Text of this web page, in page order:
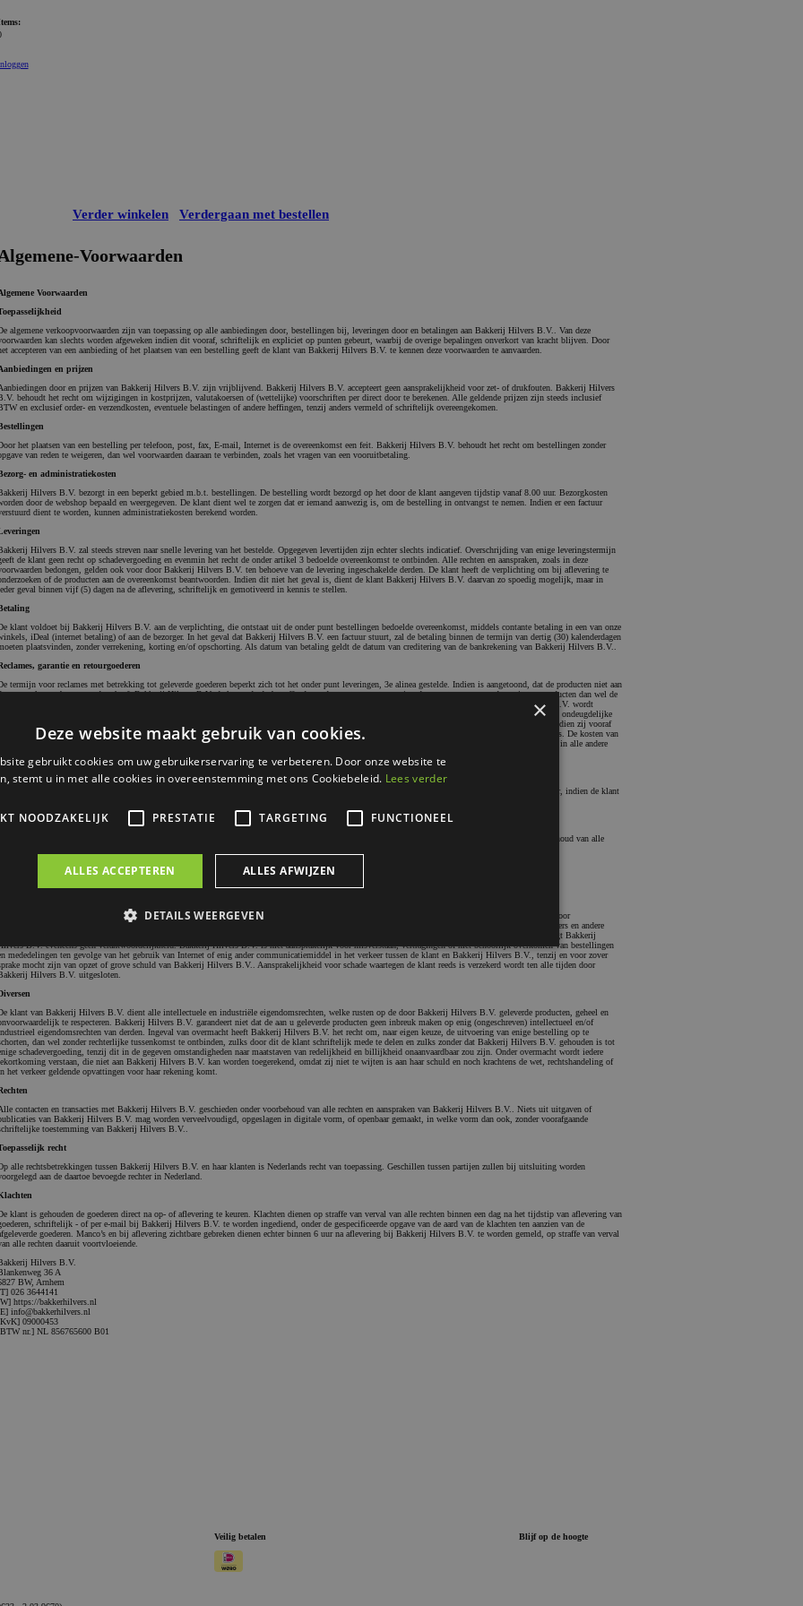
Verder winkelen Verdergaan met bestellen
Voorwaarden
Voorwaarden
algemene verkoopvoorwaarden zijn van toepassing op alle aanbiedingen door, bestellingen bij, leveringen door en betalingen aan Bakkerij Hilvers B.V.. Van deze
kan slechts worden afgeweken indien dit vooraf, schriftelijk en expliciet op punten gebeurt, waarbij de overige bepalingen onverkort van kracht blijven. Door
accepteren van een aanbieding of het plaatsen van een bestelling geeft de klant van Bakkerij Hilvers B.V. te kennen deze voorwaarden te aanvaarden.
en prijzen
door en prijzen van Bakkerij Hilvers B.V. zijn vrijblijvend. Bakkerij Hilvers B.V. accepteert geen aansprakelijkheid voor zet- of drukfouten. Bakkerij Hilvers
behoudt het recht om wijzigingen in kostprijzen, valutakoersen of (wettelijke) voorschriften per direct door te berekenen. Alle geldende prijzen zijn steeds inclusief
en exclusief order- en verzendkosten, eventuele belastingen of andere heffingen, tenzij anders vermeld of schriftelijk overeengekomen.
het plaatsen van een bestelling per telefoon, post, fax, E-mail, Internet is de overeenkomst een feit. Bakkerij Hilvers B.V. behoudt het recht om bestellingen zonder
van reden te weigeren, dan wel voorwaarden daaraan te verbinden, zoals het vragen van een vooruitbetaling.
en administratiekosten
Hilvers B.V. bezorgt in een beperkt gebied m.b.t. bestellingen. De bestelling wordt bezorgd op het door de klant aangeven tijdstip vanaf 8.00 uur. Bezorgkosten
door de webshop bepaald en weergegeven. De klant dient wel te zorgen dat er iemand aanwezig is, om de bestelling in ontvangst te nemen. Indien er een factuur
dient te worden, kunnen administratiekosten berekend worden.
Hilvers B.V. zal steeds streven naar snelle levering van het bestelde. Opgegeven levertijden zijn echter slechts indicatief. Overschrijding van enige leveringstermijn
de klant geen recht op schadevergoeding en evenmin het recht de onder artikel 3 bedoelde overeenkomst te ontbinden. Alle rechten en aanspraken, zoals in deze
bedongen, gelden ook voor door Bakkerij Hilvers B.V. ten behoeve van de levering ingeschakelde derden. De klant heeft de verplichting om bij aflevering te
of de producten aan de overeenkomst beantwoorden. Indien dit niet het geval is, dient de klant Bakkerij Hilvers B.V. daarvan zo spoedig mogelijk, maar in
geval binnen vijf (5) dagen na de aflevering, schriftelijk en gemotiveerd in kennis te stellen.
klant voldoet bij Bakkerij Hilvers B.V. aan de verplichting, die ontstaat uit de onder punt bestellingen bedoelde overeenkomst, middels contante betaling in een van onze
iDeal (internet betaling) of aan de bezorger. In het geval dat Bakkerij Hilvers B.V. een factuur stuurt, zal de betaling binnen de termijn van dertig (30) kalenderdagen
plaatsvinden, zonder verrekening, korting en/of opschorting. Als datum van betaling geldt de datum van creditering van de bankrekening van Bakkerij Hilvers B.V..
garantie en retourgoederen
termijn voor reclames met betrekking tot geleverde goederen beperkt zich tot het onder punt leveringen, 3e alinea gestelde. Indien is aangetoond, dat de producten niet aan
overeenkomst beantwoorden, heeft Bakkerij Hilvers B.V. de keuze de desbetreffende producten tegen retournering daarvan te vervangen door nieuwe producten dan wel de
factuurwaarde daarvan te restitueren. Als garantietermijn voor geleverde producten geldt de termijn, die door de betrokken leverancier van Bakkerij Hilvers B.V. wordt
gegarandeerd, gerekend vanaf de datum van aflevering door Bakkerij Bakkerij Hilvers B.V.. Binnen deze termijn vindt kosteloos vervanging of reparatie van ondeugdelijke
onderdelen plaats, zulks met in acht name van de specifieke voorwaarden van de leverancier. Retourzendingen worden in alle gevallen slechts geaccepteerd indien zij vooraf
bij Bakkerij Hilvers B.V. zijn aangemeld, indien zij zijn voorzien zijn van een uniek retournummer en indien de verpakking van het product onbeschadigd is. De kosten van
retourzendingen komen ingeval van het onder punt reclames, garantie en retourgoederen, 1e en 2e alinea, bedoelde voor rekening van Bakkerij Hilvers B.V., in alle andere
Het risico van het geleverde gaat van Bakkerij Hilvers B.V. over naar de klant, zodra de aflevering heeft plaatsgevonden. De eigendom gaat evenwel pas over, indien de klant
Klantgegevens
Indien de klant aan Bakkerij Hilvers B.V. opgave doet van een adres is Bakkerij Hilvers B.V. gerechtigd alle bestellingen aan dat adres te verzenden met behoud van alle
Bakkerij Hilvers B.V. is niet aansprakelijk voor schade, die niet aan opzet of grove schuld van Bakkerij Hilvers B.V. is toe te rekenen dan wel ontstaan is door
omstandigheden die niet voor risico van Bakkerij Hilvers B.V. komen. Bakkerij Hilvers B.V. draagt geen verantwoordelijkheid voor informatie, foto’s, folders en andere
vormen van voorlichtingsmaterialen voor zover onder verantwoordelijkheid van derden uitgegeven. Voor handelingen en/of tekortkomingen van derden draagt Bakkerij
B.V. eveneens geen verantwoordelijkheid. Bakkerij Hilvers B.V. is niet aansprakelijk voor misverstaan, vertragingen of niet behoorlijk overkomen van bestellingen
mededelingen ten gevolge van het gebruik van Internet of enig ander communicatiemiddel in het verkeer tussen de klant en Bakkerij Hilvers B.V., tenzij en voor zover
mocht zijn van opzet of grove schuld van Bakkerij Hilvers B.V.. Aansprakelijkheid voor schade waartegen de klant reeds is verzekerd wordt ten alle tijden door
Hilvers B.V. uitgesloten.
klant van Bakkerij Hilvers B.V. dient alle intellectuele en industriële eigendomsrechten, welke rusten op de door Bakkerij Hilvers B.V. geleverde producten, geheel en
te respecteren. Bakkerij Hilvers B.V. garandeert niet dat de aan u geleverde producten geen inbreuk maken op enig (ongeschreven) intellectueel en/of
eigendomsrechten van derden. Ingeval van overmacht heeft Bakkerij Hilvers B.V. het recht om, naar eigen keuze, de uitvoering van enige bestelling op te
dan wel zonder rechterlijke tussenkomst te ontbinden, zulks door dit de klant schriftelijk mede te delen en zulks zonder dat Bakkerij Hilvers B.V. gehouden is tot
schadevergoeding, tenzij dit in de gegeven omstandigheden naar maatstaven van redelijkheid en billijkheid onaanvaardbaar zou zijn. Onder overmacht wordt iedere
verstaan, die niet aan Bakkerij Hilvers B.V. kan worden toegerekend, omdat zij niet te wijten is aan haar schuld en noch krachtens de wet, rechtshandeling of
het verkeer geldende opvattingen voor haar rekening komt.
contacten en transacties met Bakkerij Hilvers B.V. geschieden onder voorbehoud van alle rechten en aanspraken van Bakkerij Hilvers B.V.. Niets uit uitgaven of
van Bakkerij Hilvers B.V. mag worden verveelvoudigd, opgeslagen in digitale vorm, of openbaar gemaakt, in welke vorm dan ook, zonder voorafgaande
toestemming van Bakkerij Hilvers B.V..
recht
alle rechtsbetrekkingen tussen Bakkerij Hilvers B.V. en haar klanten is Nederlands recht van toepassing. Geschillen tussen partijen zullen bij uitsluiting worden
aan de daartoe bevoegde rechter in Nederland.
klant is gehouden de goederen direct na op- of aflevering te keuren. Klachten dienen op straffe van verval van alle rechten binnen een dag na het tijdstip van aflevering van
schriftelijk - of per e-mail bij Bakkerij Hilvers B.V. te worden ingediend, onder de gespecificeerde opgave van de aard van de klachten ten aanzien van de
goederen. Manco’s en bij aflevering zichtbare gebreken dienen echter binnen 6 uur na aflevering bij Bakkerij Hilvers B.V. te worden gemeld, op straffe van verval
alle rechten daaruit voortvloeiende.
Hilvers B.V.
36 A
BW, Arnhem
026 3644141
https://bakkerhilvers.nl
info@bakkerhilvers.nl
09000453
nr.] NL 856765600 B01
Veilig betalen Blijf op de hoogte
×
Deze website maakt gebruik van cookies.
gebruikt cookies om uw gebruikerservaring te verbeteren. Door onze website te
stemt u in met alle cookies in overeenstemming met ons Cookiebeleid. Lees verder
NOODZAKELIJK PRESTATIE TARGETING FUNCTIONEEL
ALLES ACCEPTEREN ALLES AFWIJZEN
DETAILS WEERGEVEN
Strikt noodzakelijk
maken de kernfunctionaliteiten van de website mogelijk, zoals gebruikersaanmelding en accountbeheer. De
gebruikt zonder de strikt noodzakelijke cookies.
/ Domein Vervaldatum
Omschrijving
gebruikerssessie op de server te onderhouden.
3 maanden